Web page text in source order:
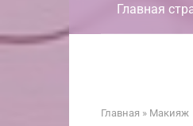
Главная
Главная » Макияж